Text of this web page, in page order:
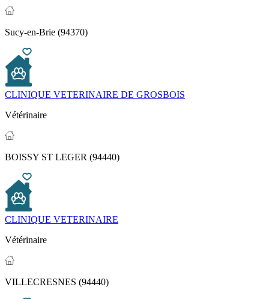
Sucy-en-Brie (94370)
CLINIQUE VETERINAIRE DE GROSBOIS
Vétérinaire
BOISSY ST LEGER (94440)
CLINIQUE VETERINAIRE
Vétérinaire
VILLECRESNES (94440)